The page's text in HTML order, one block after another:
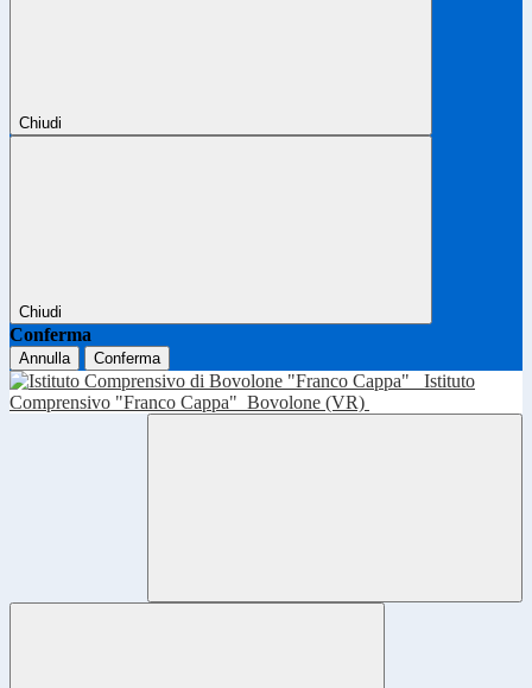
Chiudi
Chiudi
Conferma
Annulla Conferma
Istituto
Comprensivo "Franco Cappa" Bovolone (VR)